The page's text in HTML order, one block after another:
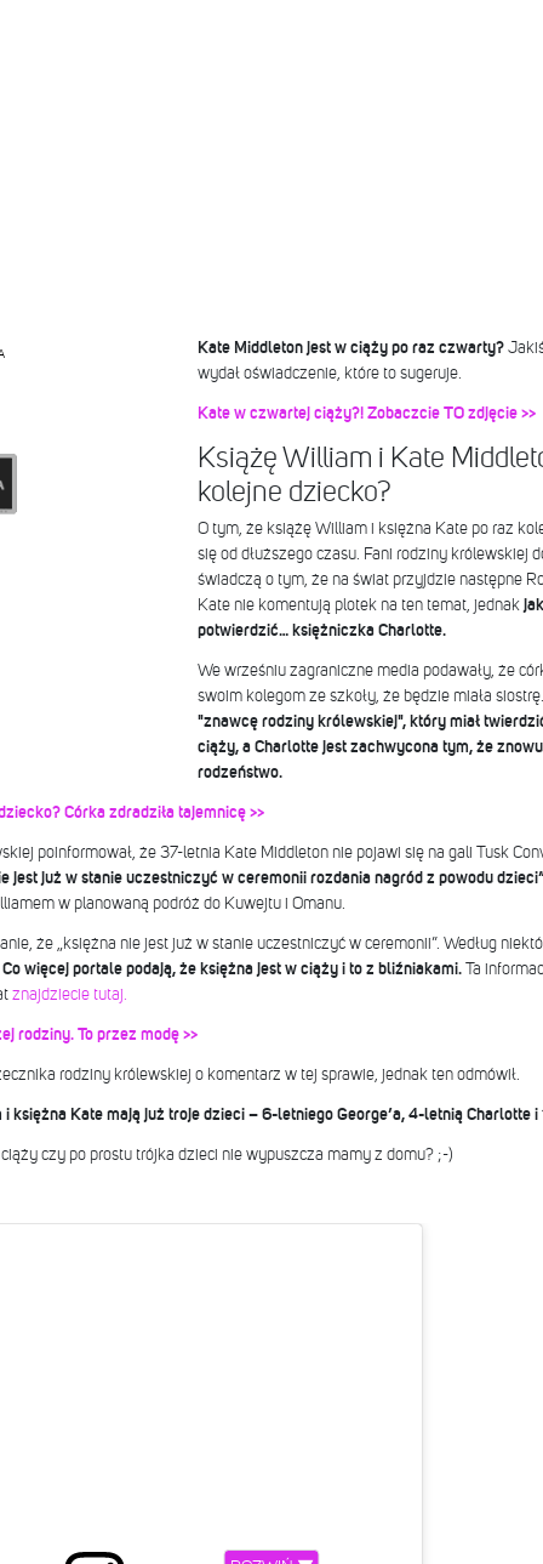
Kate Middleton jest w ciąży po raz czwarty?
wydał oświadczenie, które to sugeruje.
Kate w czwartej ciąży?! Zobaczcie TO zdjęcie >>
Książę William i Kate
kolejne dziecko?
O tym, że książę William i księżna Kate po raz
się od dłuższego czasu. Fani rodziny królewskiej
świadczą o tym, że na świat przyjdzie następne
Kate nie komentują plotek na ten temat, jednak
potwierdzić… księżniczka Charlotte.
We wrześniu zagraniczne media podawały, że
swoim kolegom ze szkoły, że będzie miała
"znawcę rodziny królewskiej", który miał
ciąży, a Charlotte jest zachwycona tym, że znowu
rodzeństwo.
Córka zdradziła tajemnicę >>
poinformował, że 37-letnia Kate Middleton nie pojawi się na gali Tusk
jest już w stanie uczestniczyć w ceremonii rozdania nagród z powodu
w planowaną podróż do Kuwejtu i Omanu.
że „księżna nie jest już w stanie uczestniczyć w ceremonii”. Według
Co więcej portale podają, że księżna jest w ciąży i to z bliźniakami.
Ta
znajdziecie tutaj.
rodziny. To przez modę >>
rodziny królewskiej o komentarz w tej sprawie, jednak ten odmówił.
księżna Kate mają już troje dzieci – 6-letniego George’a, 4-letnią Charlotte i
czy po prostu trójka dzieci nie wypuszcza mamy z domu? ;-)